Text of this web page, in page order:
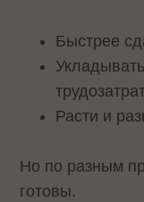
Быстрее
Расти и
Но по разным
готовы.